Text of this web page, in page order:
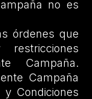
no es
órdenes que
Campaña.
Campaña
Condiciones